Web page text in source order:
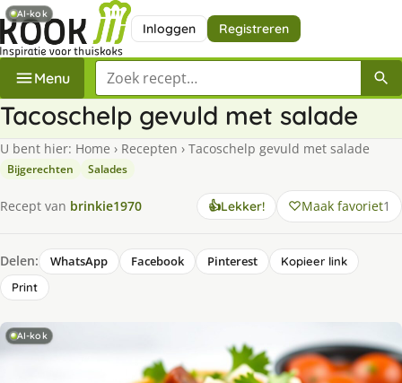
Inloggen Registreren
Menu Zoek een recept
Tacoschelp gevuld met salade
U bent hier: Home › Recepten › Tacoschelp gevuld met salade
Bijgerechten Salades
Recept van brinkie1970 👍Lekker! Maak favoriet1
Delen: WhatsApp Facebook Pinterest
Kopieer link
Print
AI-kok
AI-kok